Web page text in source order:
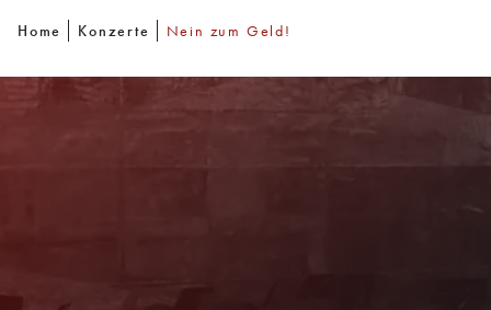
Home Konzerte Nein zum Geld!